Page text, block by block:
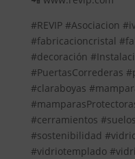
#REVIP #Asociacion
#fabricacioncristal
#decoración
#PuertasCorrederas
#claraboyas
#cerramientos
#sostenibilidad
#vidriotemplado